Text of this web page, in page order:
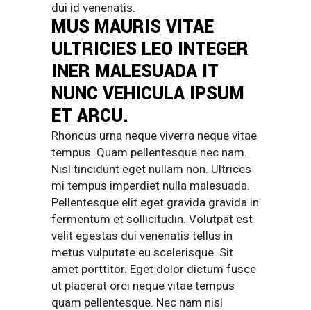
dui id venenatis.
MUS MAURIS VITAE
ULTRICIES LEO INTEGER
INER MALESUADA IT
NUNC VEHICULA IPSUM
ET ARCU.
Rhoncus urna neque viverra neque vitae
tempus. Quam pellentesque nec nam.
Nisl tincidunt eget nullam non. Ultrices
mi tempus imperdiet nulla malesuada.
Pellentesque elit eget gravida gravida in
fermentum et sollicitudin. Volutpat est
velit egestas dui venenatis tellus in
metus vulputate eu scelerisque. Sit
amet porttitor. Eget dolor dictum fusce
ut placerat orci neque vitae tempus
quam pellentesque. Nec nam nisl